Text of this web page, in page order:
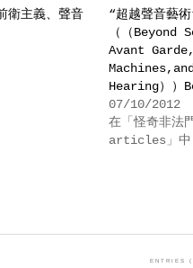
衛主義、聲音
“超越聲音藝
（（Beyond
Avant
Hearing）
07/10/2012
在「怪奇非法
articles」中
ENTRIES